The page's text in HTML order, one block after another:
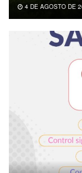
4 DE AGOSTO DE